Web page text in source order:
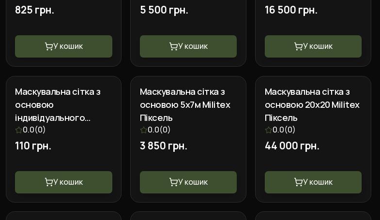
825 грн.
У кошик
5 500 грн.
У кошик
16 500 грн.
У кошик
Маскувальна сітка з
основою
індивідуального
розміру (110грн кв.м.)
Militex Піксель
0.0(0)
110 грн.
У кошик
Маскувальна сітка з
основою 5х7м Militex
Піксель
0.0(0)
3 850 грн.
У кошик
Маскувальна сітка з
основою 20х20 Militex
Піксель
0.0(0)
44 000 грн.
У кошик